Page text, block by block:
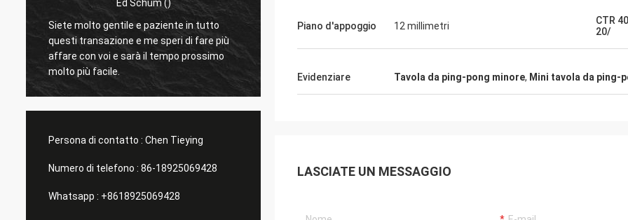
Ed Schum ()
Siete molto gentile e paziente in tutto
questi transazione e me speri di fare più
affare con voi e sarà il tempo prossimo
molto più facile.
Ciao, KENHO Sembra che abbiamo le
lavoro
Anders
Persona di contatto : Chen Tieying
Numero di telefono : 86-18925069428
Whatsapp : +8618925069428
Piano d'appoggio 12 millimetri
CTR
20/
Evidenziare Tavola da ping-pong minore, Mini tavola da ping-
LASCIATE UN MESSAGGIO